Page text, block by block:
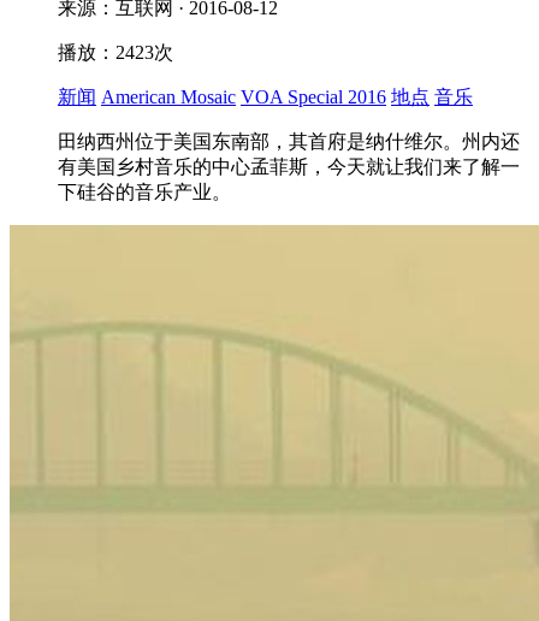
来源：互联网 · 2016-08-12
播放：2423次
新闻 American Mosaic VOA Special 2016 地点 音乐
田纳西州位于美国东南部，其首府是纳什维尔。州内还
有美国乡村音乐的中心孟菲斯，今天就让我们来了解一
下硅谷的音乐产业。